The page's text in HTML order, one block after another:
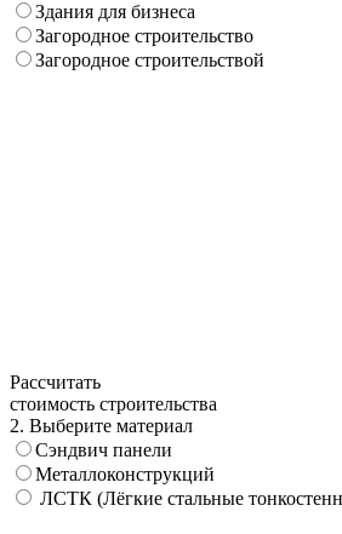
Здания для бизнеса
Загородное строительство
Загородное строительствой
Рассчитать
стоимость строительства
2. Выберите материал
Сэндвич панели
Металлоконструкций
ЛСТК (Лёгкие стальные